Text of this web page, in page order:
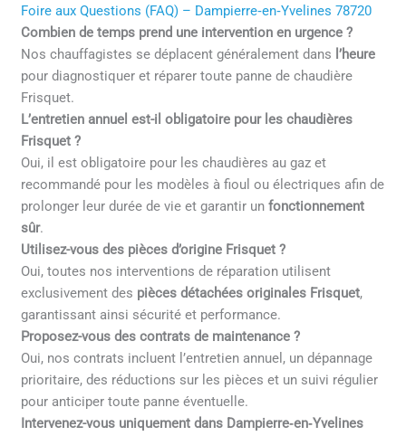
Foire aux Questions (FAQ) – Dampierre‑en‑Yvelines 78720
Combien de temps prend une intervention en urgence ?
Nos chauffagistes se déplacent généralement dans l’heure
pour diagnostiquer et réparer toute panne de chaudière
Frisquet.
L’entretien annuel est-il obligatoire pour les chaudières
Frisquet ?
Oui, il est obligatoire pour les chaudières au gaz et
recommandé pour les modèles à fioul ou électriques afin de
prolonger leur durée de vie et garantir unfonctionnement
sûr.
Utilisez-vous des pièces d’origine Frisquet ?
Oui, toutes nos interventions de réparation utilisent
exclusivement des pièces détachées originales Frisquet,
garantissant ainsi sécurité et performance.
Proposez-vous des contrats de maintenance ?
Oui, nos contrats incluent l’entretien annuel, un dépannage
prioritaire, des réductions sur les pièces et un suivi régulier
pour anticiper toute panne éventuelle.
Intervenez-vous uniquement dans Dampierre‑en‑Yvelines